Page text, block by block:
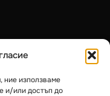
ние използваме
и/или достъп до